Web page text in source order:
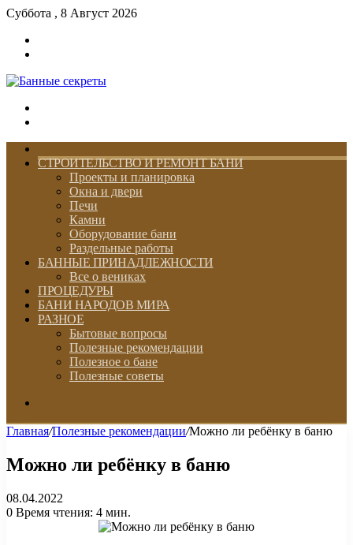
Суббота , 8 Август 2026
СТРОИТЕЛЬСТВО И РЕМОНТ БАНИ
Проекты и планировка
Окна и двери
Печи
Камни
Оборудование бани
Раздельные работы
БАННЫЕ ПРИНАДЛЕЖНОСТИ
Все о вениках
ПРОЦЕДУРЫ
БАНИ НАРОДОВ МИРА
РАЗНОЕ
Бытовые вопросы
Полезные рекомендации
Полезное о бане
Полезные советы
Главная/Полезные рекомендации/Можно ли ребёнку в баню
Можно ли ребёнку в баню
08.04.2022
0 Время чтения: 4 мин.